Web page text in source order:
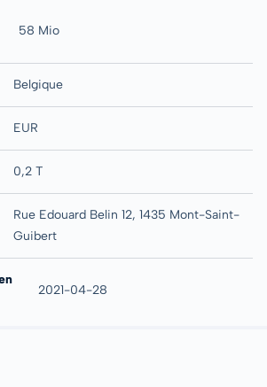
58 Mio
Belgique
EUR
0,2 T
Rue Edouard Belin 12, 1435 Mont-Saint-
Guibert
2021-04-28